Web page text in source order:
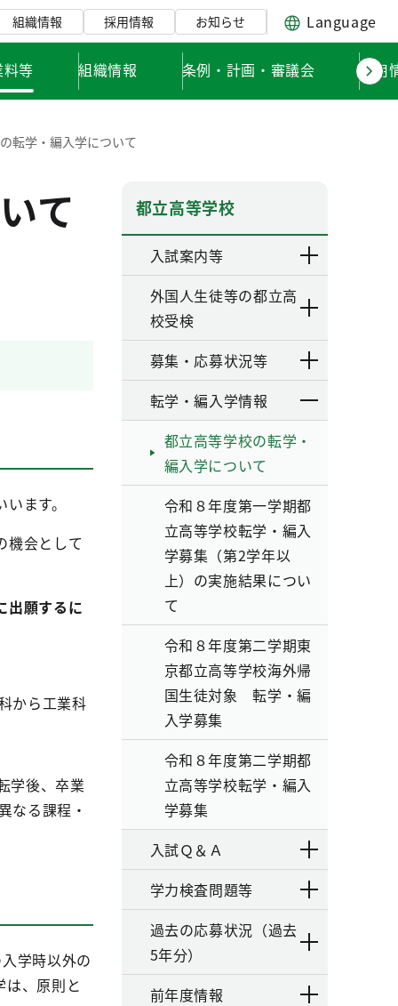
組織情報 採用情報 お知らせ Language
等 組織情報 条例・計画・審議会 採用
転学・編入学について
て
ます。
機会として
出願するに
から工業科
学後、卒業
なる課程・
学時以外の
は、原則と
都立高等学校
入試案内等
外国人生徒等の都立高
校受検
募集・応募状況等
転学・編入学情報
都立高等学校の転学・
編入学について
令和８年度第一学期都
立高等学校転学・編入
学募集（第2学年以
上）の実施結果につい
て
令和８年度第二学期東
京都立高等学校海外帰
国生徒対象 転学・編
入学募集
令和８年度第二学期都
立高等学校転学・編入
学募集
入試Ｑ＆Ａ
学力検査問題等
過去の応募状況（過去
5年分）
前年度情報